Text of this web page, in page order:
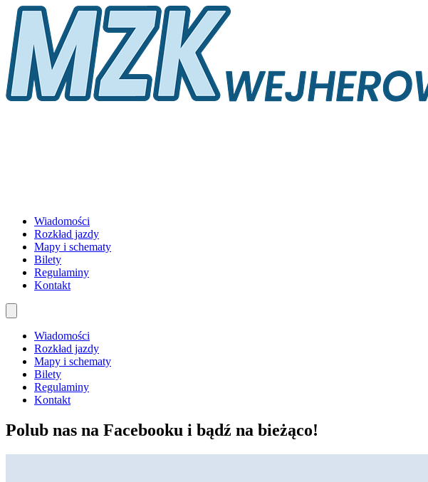
Wiadomości
Rozkład jazdy
Mapy i schematy
Bilety
Regulaminy
Kontakt
Wiadomości
Rozkład jazdy
Mapy i schematy
Bilety
Regulaminy
Kontakt
Polub nas na Facebooku i bądź na bieżąco!